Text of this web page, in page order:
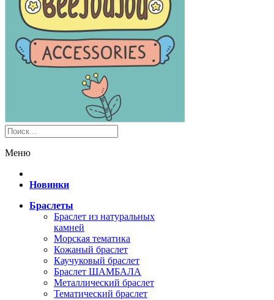
Меню
Новинки
Браслеты
Браслет из натуральных
камней
Морская тематика
Кожаный браслет
Каучуковый браслет
Браслет ШАМБАЛА
Металлический браслет
Тематический браслет